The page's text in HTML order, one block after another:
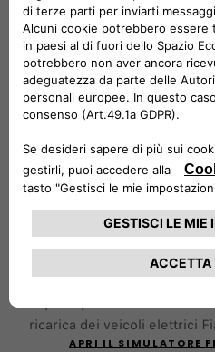
Massimizza la tua
autonomia, ricarica
Utilizza il simulatore
le principali informazioni
ricarica dei veicoli elettrici
APRI IL SIMULATORE